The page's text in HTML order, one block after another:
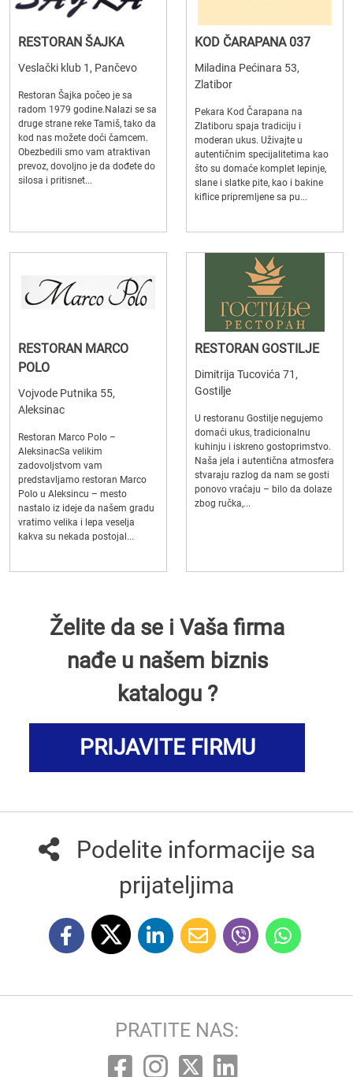
RESTORAN ŠAJKA
Veslački klub 1, Pančevo
Restoran Šajka počeo je sa
radom 1979 godine.Nalazi se sa
druge strane reke Tamiš, tako da
kod nas možete doći čamcem.
Obezbedili smo vam atraktivan
prevoz, dovoljno je da dođete do
silosa i pritisnet...
KOD ČARAPANA 037
Miladina Pećinara 53,
Zlatibor
Pekara Kod Čarapana na
Zlatiboru spaja tradiciju i
moderan ukus. Uživajte u
autentičnim specijalitetima kao
što su domaće komplet lepinje,
slane i slatke pite, kao i bakine
kiflice pripremljene sa pu...
RESTORAN MARCO
POLO
Vojvode Putnika 55,
Aleksinac
Restoran Marco Polo –
AleksinacSa velikim
zadovoljstvom vam
predstavljamo restoran Marco
Polo u Aleksincu – mesto
nastalo iz ideje da našem gradu
vratimo velika i lepa veselja
kakva su nekada postojal...
RESTORAN GOSTILJE
Dimitrija Tucovića 71,
Gostilje
U restoranu Gostilje negujemo
domaći ukus, tradicionalnu
kuhinju i iskreno gostoprimstvo.
Naša jela i autentična atmosfera
stvaraju razlog da nam se gosti
ponovo vraćaju – bilo da dolaze
zbog ručka,...
Želite da se i Vaša firma
nađe u našem biznis
katalogu ?
PRIJAVITE FIRMU
Podelite informacije sa
prijateljima
PRATITE NAS: